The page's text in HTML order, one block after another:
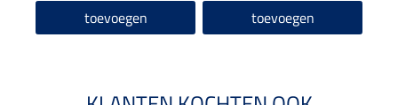
toevoegen toevoegen